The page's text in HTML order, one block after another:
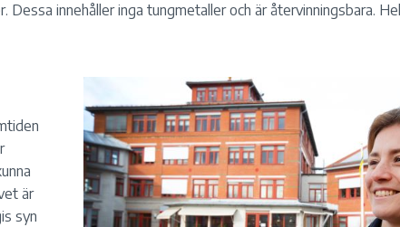
innehåller inga tungmetaller och är återvinningsbara.
är
syn